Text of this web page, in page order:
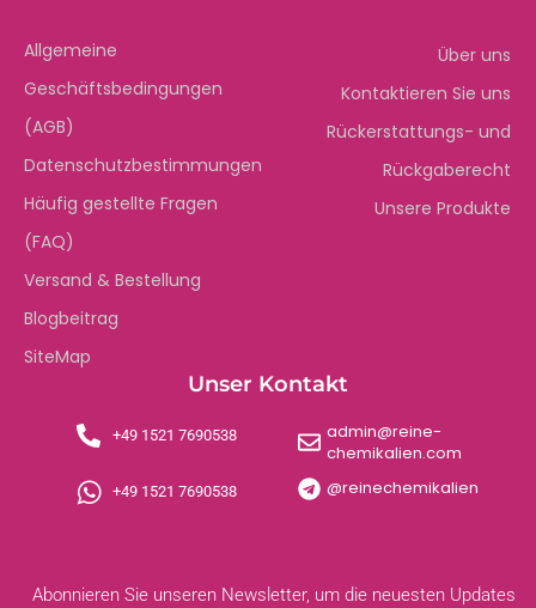
Allgemeine
Geschäftsbedingungen
(AGB)
Datenschutzbestimmungen
Häufig gestellte Fragen
(FAQ)
Versand & Bestellung
Blogbeitrag
SiteMap
Über uns
Kontaktieren Sie uns
Rückerstattungs- und
Rückgaberecht
Unsere Produkte
Unser Kontakt
+49 1521 7690538
+49 1521 7690538
admin@reine-
chemikalien.com
@reinechemikalien
Abonnieren Sie unseren Newsletter, um die neuesten Updates